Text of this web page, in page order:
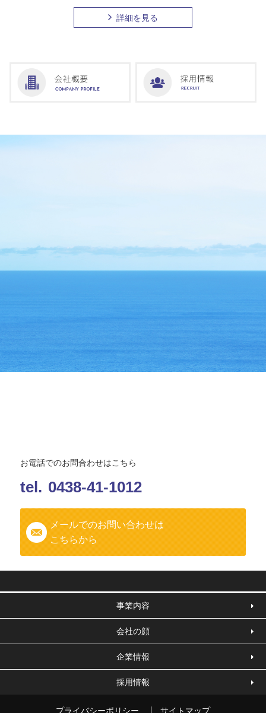
詳細を見る
お電話でのお問合わせはこちら
tel. 0438-41-1012
メールでのお問い合わせは
こちらから
事業内容
会社の顔
企業情報
採用情報
プライバシーポリシー サイトマップ